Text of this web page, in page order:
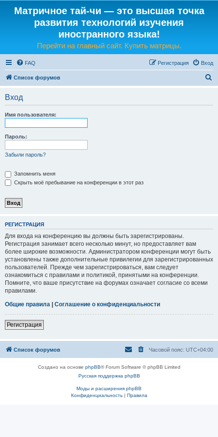
Матричное тай-чи — это высшая точка
развития технологий изучения
иностранного языка!
Перейти на главный сайт. Купить матрицы.
FAQ Вход
Регистрация
Список форумов
Вход
Имя пользователя:
Пароль:
Забыли пароль?
Запомнить меня
Скрыть моё пребывание на конференции в этот раз
РЕГИСТРАЦИЯ
Для входа на конференцию вы должны быть зарегистрированы.
Регистрация занимает всего несколько минут, но предоставляет вам
более широкие возможности. Администратором конференции могут быть
установлены также дополнительные привилегии для зарегистрированных
пользователей. Прежде чем зарегистрироваться, вам следует
ознакомиться с правилами и политикой, принятыми на конференции.
Помните, что ваше присутствие на форумах означает согласие со всеми
правилами.
Общие правила | Соглашение о конфиденциальности
Регистрация
Список форумов Часовой пояс: UTC+04:00
Создано на основе phpBB® Forum Software © phpBB Limited
Русская поддержка phpBB
Моды и расширения phpBB
Конфиденциальность| Правила